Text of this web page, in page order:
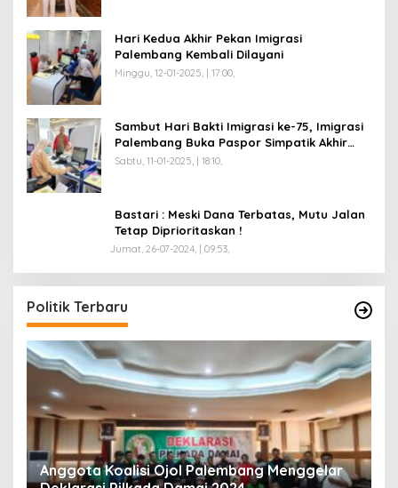
Hari Kedua Akhir Pekan Imigrasi
Palembang Kembali Dilayani
Minggu, 12-01-2025, | 17:00,
Sambut Hari Bakti Imigrasi ke-75, Imigrasi
Palembang Buka Paspor Simpatik Akhir
Pekan
Sabtu, 11-01-2025, | 18:10,
Bastari : Meski Dana Terbatas, Mutu Jalan
Tetap Diprioritaskan !
Jumat, 26-07-2024, | 09:53,
Politik Terbaru
Anggota Koalisi Ojol Palembang Menggelar